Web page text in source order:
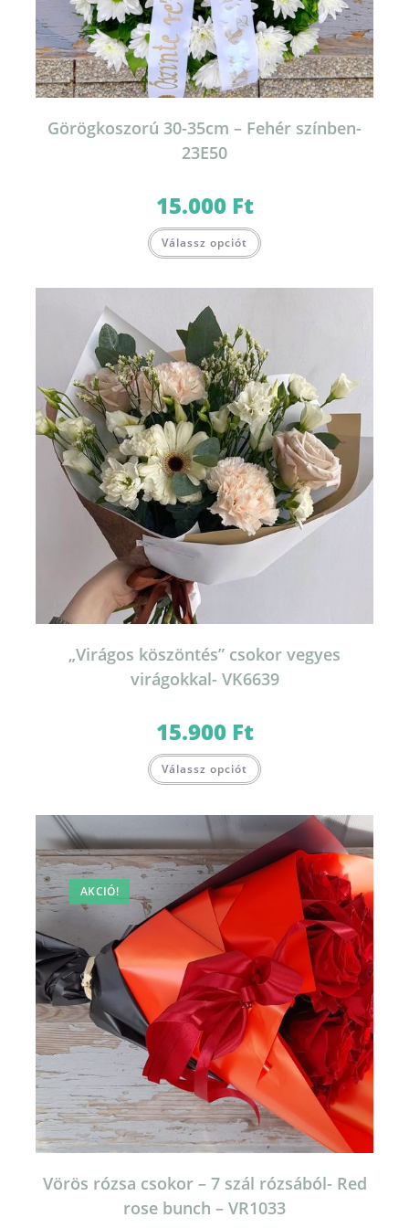
Görögkoszorú 30-35cm – Fehér színben-
23E50
15.000 Ft
Válassz opciót
„Virágos köszöntés” csokor vegyes
virágokkal- VK6639
15.900 Ft
Válassz opciót
AKCIÓ!
Vörös rózsa csokor – 7 szál rózsából- Red
rose bunch – VR1033